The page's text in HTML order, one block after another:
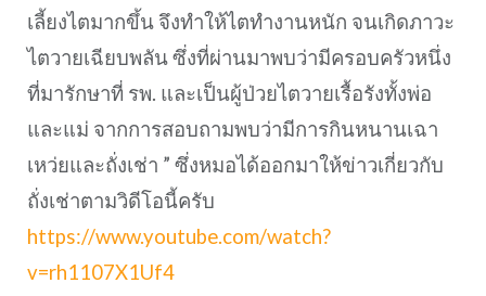
เลี้ยงไตมากขึ้น จึงทำให้ไตทำงานหนัก จนเกิดภาวะ
ไตวายเฉียบพลัน ซึ่งที่ผ่านมาพบว่ามีครอบครัวหนึ่ง
ที่มารักษาที่ รพ. และเป็นผู้ป่วยไตวายเรื้อรังทั้งพ่อ
และแม่ จากการสอบถามพบว่ามีการกินหนานเฉา
เหว่ยและถั่งเช่า ” ซึ่งหมอได้ออกมาให้ข่าวเกี่ยวกับ
ถั่งเช่าตามวิดีโอนี้ครับ
https://www.youtube.com/watch?
v=rh1107X1Uf4